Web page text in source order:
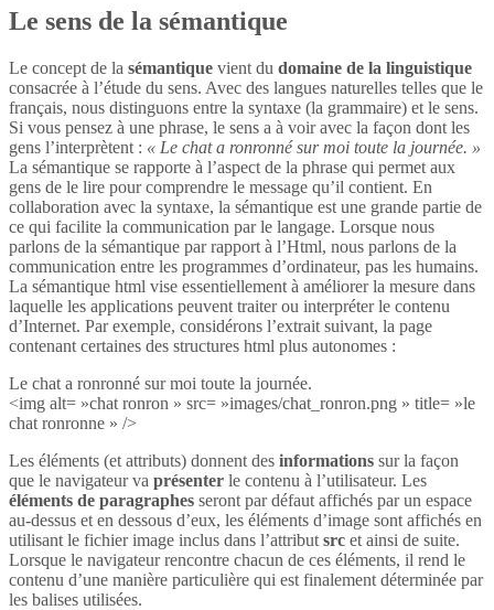
Le sens de la sémantique
Le concept de la sémantique vient du domaine de la linguistique
consacrée à l’étude du sens. Avec des langues naturelles telles que le
français, nous distinguons entre la syntaxe (la grammaire) et le sens.
Si vous pensez à une phrase, le sens a à voir avec la façon dont les
gens l’interprètent : « Le chat a ronronné sur moi toute la journée. »
La sémantique se rapporte à l’aspect de la phrase qui permet aux
gens de le lire pour comprendre le message qu’il contient. En
collaboration avec la syntaxe, la sémantique est une grande partie de
ce qui facilite la communication par le langage. Lorsque nous
parlons de la sémantique par rapport à l’Html, nous parlons de la
communication entre les programmes d’ordinateur, pas les humains.
La sémantique html vise essentiellement à améliorer la mesure dans
laquelle les applications peuvent traiter ou interpréter le contenu
d’Internet. Par exemple, considérons l’extrait suivant, la page
contenant certaines des structures html plus autonomes :
Le chat a ronronné sur moi toute la journée.
<img alt= »chat ronron » src= »images/chat_ronron.png » title= »le
chat ronronne » />
Les éléments (et attributs) donnent des informations sur la façon
que le navigateur va présenter le contenu à l’utilisateur. Les
éléments de paragraphes seront par défaut affichés par un espace
au-dessus et en dessous d’eux, les éléments d’image sont affichés en
utilisant le fichier image inclus dans l’attribut src et ainsi de suite.
Lorsque le navigateur rencontre chacun de ces éléments, il rend le
contenu d’une manière particulière qui est finalement déterminée par
les balises utilisées.